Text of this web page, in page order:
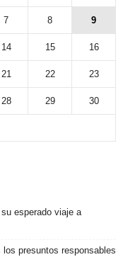
7 8 9
14 15 16
21 22 23
28 29 30
esperado viaje a
presuntos responsables